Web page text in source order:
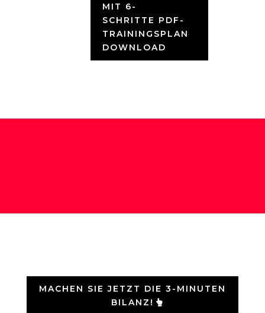
MIT 6-
SCHRITTE PDF-
TRAININGSPLAN
DOWNLOAD
MACHEN SIE JETZT DIE 3-MINUTEN
BILANZ!